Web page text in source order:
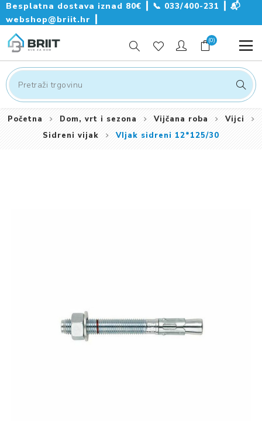
Besplatna dostava iznad 80€ ┃ 📞 033/400-231
📬
webshop@briit.hr
(0)
Početna Dom, vrt i sezona Vijčana roba
Vijci
Sidreni vijak
VIjak sidreni 12*125/30